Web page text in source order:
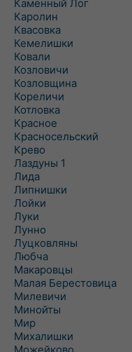
Каменный Лог
Каролин
Квасовка
Кемелишки
Ковали
Козловичи
Козловщина
Кореличи
Котловка
Красное
Красносельский
Крево
Лаздуны 1
Лида
Липнишки
Лойки
Луки
Лунно
Луцковляны
Любча
Макаровцы
Малая Берестовица
Милевичи
Минойты
Мир
Михалишки